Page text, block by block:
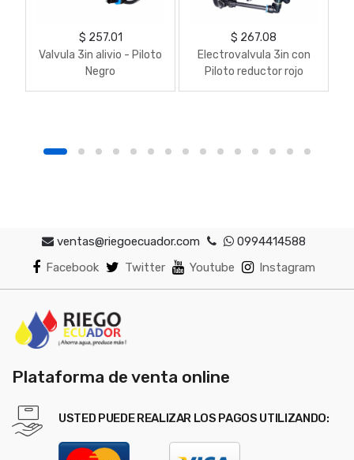
$ 257.01
Valvula 3in alivio - Piloto
Negro
$ 267.08
Electrovalvula 3in con
Piloto reductor rojo
ventas@riegoecuador.com
0994414588
Facebook
Twitter Youtube Instagram
Plataforma de venta online
USTED PUEDE REALIZAR LOS PAGOS UTILIZANDO: